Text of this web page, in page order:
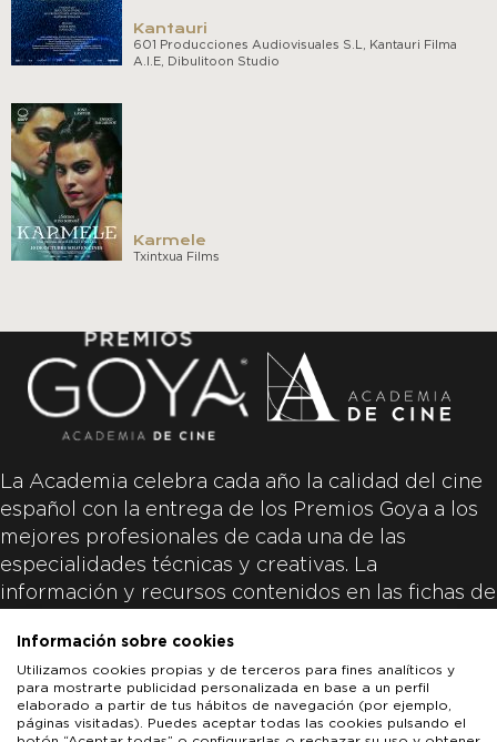
Kantauri
601 Producciones Audiovisuales S.L, Kantauri Filma
A.I.E, Dibulitoon Studio
Karmele
Txintxua Films
La Academia celebra cada año la calidad del cine
español con la entrega de los Premios Goya a los
mejores profesionales de cada una de las
especialidades técnicas y creativas. La
información y recursos contenidos en las fichas de
productoras de las películas y responsabilidad
única y exclusiva de las mismas.
Información sobre cookies
Utilizamos cookies propias y de terceros para fines analíticos y
para mostrarte publicidad personalizada en base a un perfil
elaborado a partir de tus hábitos de navegación (por ejemplo,
páginas visitadas). Puedes aceptar todas las cookies pulsando el